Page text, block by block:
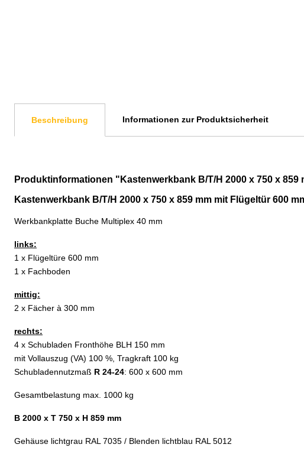
Beschreibung Informationen zur Produktsicherheit
Produktinformationen "Kastenwerkbank B/T/H 2000 x 750 x
Kastenwerkbank B/T/H 2000 x 750 x 859 mm mit Flügeltür 600
Werkbankplatte Buche Multiplex 40 mm
links:
1 x Flügeltüre 600 mm
1 x Fachboden
mittig:
2 x Fächer à 300 mm
rechts:
4 x Schubladen Fronthöhe BLH 150 mm
mit Vollauszug (VA) 100 %, Tragkraft 100 kg
Schubladennutzmaß R 24-24: 600 x 600 mm
Gesamtbelastung max. 1000 kg
B 2000 x T 750 x H 859 mm
Gehäuse lichtgrau RAL 7035 / Blenden lichtblau RAL 5012